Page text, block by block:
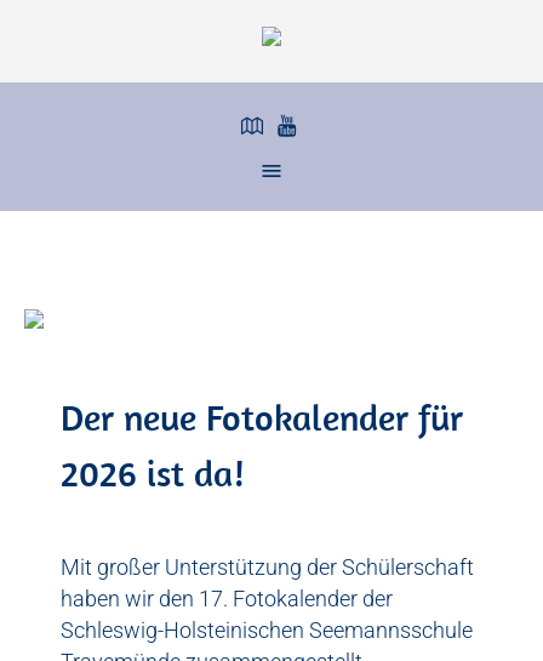
Der neue Fotokalender für
2026 ist da!
Mit großer Unterstützung der Schülerschaft
haben wir den 17. Fotokalender der
Schleswig-Holsteinischen Seemannsschule